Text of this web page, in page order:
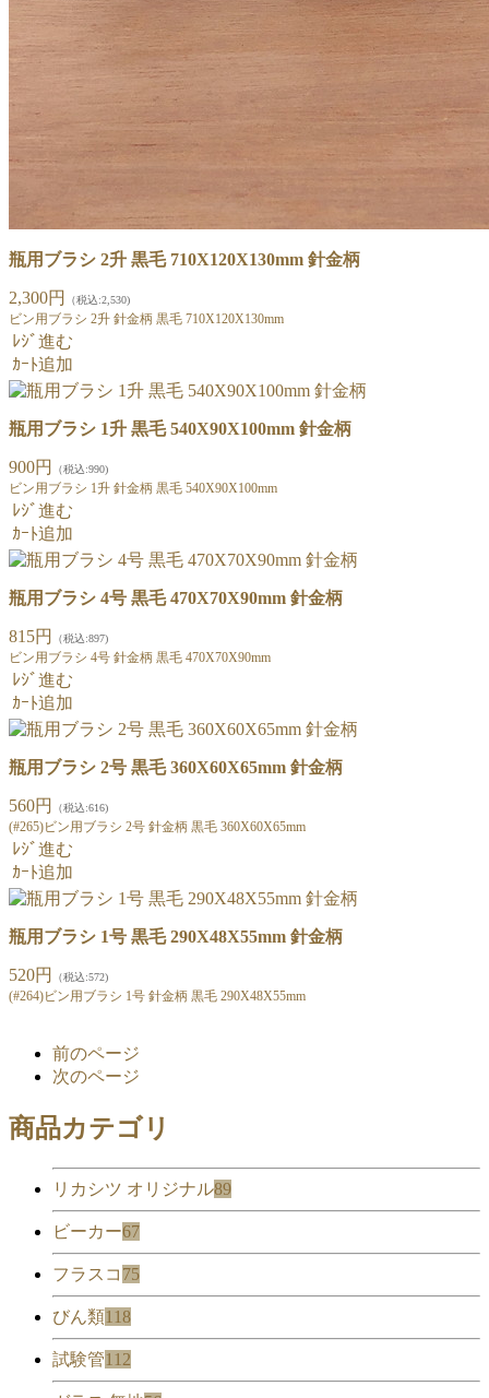
瓶用ブラシ 2升 黒毛 710X120X130mm 針金柄
2,300円 （税込:2,530)
ビン用ブラシ 2升 針金柄 黒毛 710X120X130mm
ﾚｼﾞ進む
ｶｰﾄ追加
瓶用ブラシ 1升 黒毛 540X90X100mm 針金柄
900円 （税込:990)
ビン用ブラシ 1升 針金柄 黒毛 540X90X100mm
ﾚｼﾞ進む
ｶｰﾄ追加
瓶用ブラシ 4号 黒毛 470X70X90mm 針金柄
815円 （税込:897)
ビン用ブラシ 4号 針金柄 黒毛 470X70X90mm
ﾚｼﾞ進む
ｶｰﾄ追加
瓶用ブラシ 2号 黒毛 360X60X65mm 針金柄
560円 （税込:616)
(#265)ビン用ブラシ 2号 針金柄 黒毛 360X60X65mm
ﾚｼﾞ進む
ｶｰﾄ追加
瓶用ブラシ 1号 黒毛 290X48X55mm 針金柄
520円 （税込:572)
(#264)ビン用ブラシ 1号 針金柄 黒毛 290X48X55mm
前のページ
次のページ
商品カテゴリ
リカシツ オリジナル89
ビーカー67
フラスコ 75
びん類118
試験管112